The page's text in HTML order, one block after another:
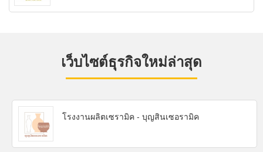
เว็บไซต์ธุรกิจใหม่ล่าสุด
โรงงานผลิตเซรามิค - บุญสินเซอรามิค